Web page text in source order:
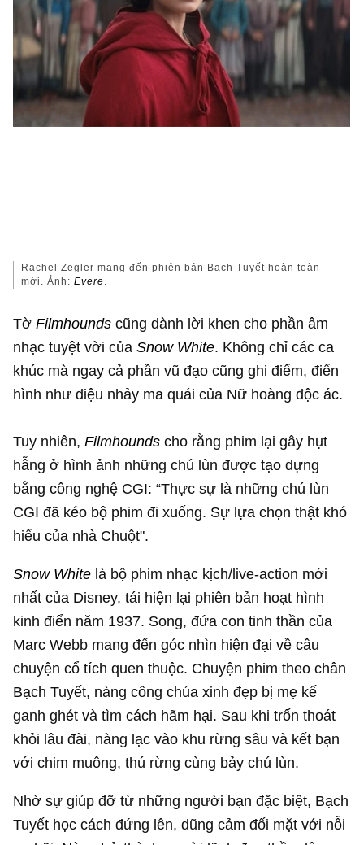
Rachel Zegler mang đến phiên bản Bạch Tuyết hoàn toàn
mới. Ảnh:Evere.
TờFilmhounds cũng dành lời khen cho phần âm
nhạc tuyệt vời củaSnow White. Không chỉ các ca
khúc mà ngay cả phần vũ đạo cũng ghi điểm, điển
hình như điệu nhảy ma quái của Nữ hoàng độc ác.
Tuy nhiên,Filmhounds cho rằng phim lại gây hụt
hẫng ở hình ảnh những chú lùn được tạo dựng
bằng công nghệ CGI: “Thực sự là những chú lùn
CGI đã kéo bộ phim đi xuống. Sự lựa chọn thật khó
hiểu của nhà Chuột".
Snow White là bộ phim nhạc kịch/live-action mới
nhất của Disney, tái hiện lại phiên bản hoạt hình
kinh điển năm 1937. Song, đứa con tinh thần của
Marc Webb mang đến góc nhìn hiện đại về câu
chuyện cổ tích quen thuộc. Chuyện phim theo chân
Bạch Tuyết, nàng công chúa xinh đẹp bị mẹ kế
ganh ghét và tìm cách hãm hại. Sau khi trốn thoát
khỏi lâu đài, nàng lạc vào khu rừng sâu và kết bạn
với chim muông, thú rừng cùng bảy chú lùn.
Nhờ sự giúp đỡ từ những người bạn đặc biệt, Bạch
Tuyết học cách đứng lên, dũng cảm đối mặt với nỗi